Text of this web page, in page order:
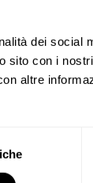
dei social
sito con i
altre